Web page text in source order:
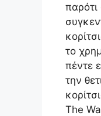
παρότι
το
πέντε
την
The